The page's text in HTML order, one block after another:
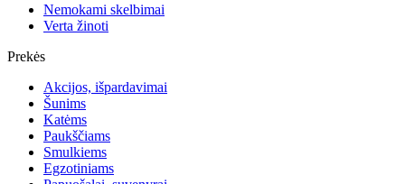
Nemokami skelbimai
Verta žinoti
Prekės
Akcijos, išpardavimai
Šunims
Katėms
Paukščiams
Smulkiems
Egzotiniams